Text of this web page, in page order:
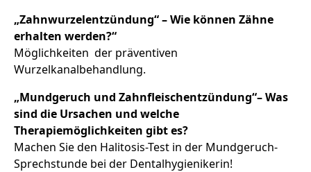
„Zahnwurzelentzündung“ – Wie können Zähne
erhalten werden?“
Möglichkeiten der präventiven
Wurzelkanalbehandlung.
„Mundgeruch und Zahnfleischentzündung“– Was
sind die Ursachen und welche
Therapiemöglichkeiten gibt es?
Machen Sie den Halitosis-Test in der Mundgeruch-
Sprechstunde bei der Dentalhygienikerin!